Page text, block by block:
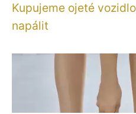
Kupujeme ojeté
napálit